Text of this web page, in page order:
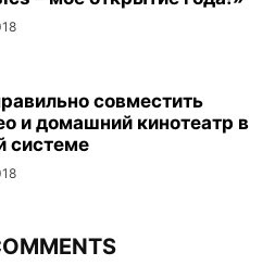
совместить
и домашний кинотеатр в
системе